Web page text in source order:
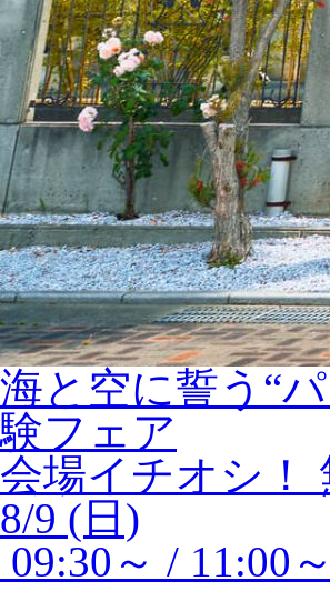
海と空に誓う“
験フェア
会場イチオシ！
8/9 (日)
09:30～ / 11:00